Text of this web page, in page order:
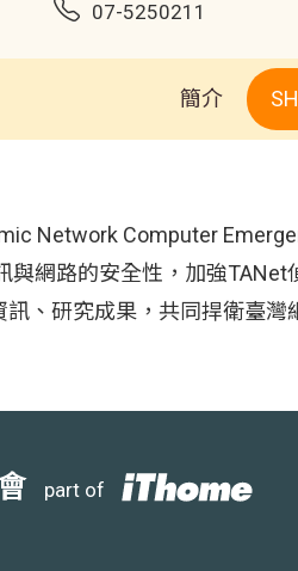
07-5250211
簡介
Network Computer
與網路的安全性，加強
、研究成果，共同捍衛臺灣
part of